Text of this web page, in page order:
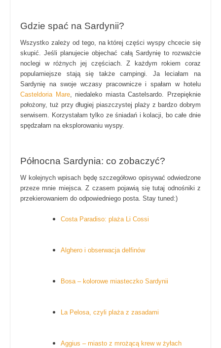
Gdzie spać na Sardynii?
Wszystko zależy od tego, na której części wyspy chcecie się
skupić. Jeśli planujecie objechać całą Sardynię to rozważcie
noclegi w różnych jej częściach. Z każdym rokiem coraz
popularniejsze stają się także campingi. Ja leciałam na
Sardynię na swoje wczasy pracownicze i spałam w hotelu
Casteldoria Mare, niedaleko miasta Castelsardo. Przepięknie
położony, tuż przy długiej piaszczystej plaży z bardzo dobrym
serwisem. Korzystałam tylko ze śniadań i kolacji, bo całe dnie
spędzałam na eksplorowaniu wyspy.
Północna Sardynia: co zobaczyć?
W kolejnych wpisach będę szczegółowo opisywać odwiedzone
przeze mnie miejsca. Z czasem pojawią się tutaj odnośniki z
przekierowaniem do odpowiedniego posta. Stay tuned:)
Costa Paradiso: plaża Li Cossi
Alghero i obserwacja delfinów
Bosa – kolorowe miasteczko Sardynii
La Pelosa, czyli plaża z zasadami
Aggius – miasto z mrożącą krew w żyłach